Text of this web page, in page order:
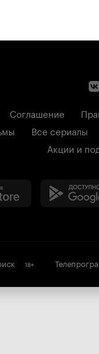
Соглашение
Все сериалы
Акции и
18+